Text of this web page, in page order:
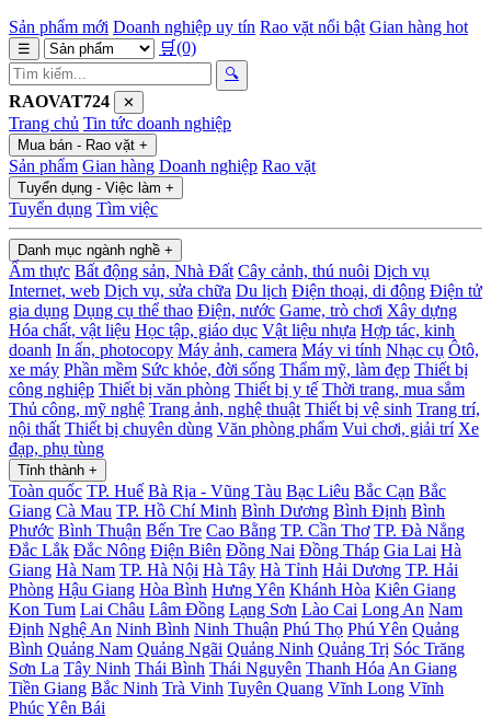
Sản phẩm mới Doanh nghiệp uy tín Rao vặt nổi bật Gian hàng hot
☰ 🛒(0)
🔍
RAOVAT724 ✕
Trang chủ Tin tức doanh nghiệp
Mua bán - Rao vặt +
Sản phẩm Gian hàng Doanh nghiệp Rao vặt
Tuyển dụng - Việc làm +
Tuyển dụng Tìm việc
Danh mục ngành nghề +
Ẩm thực Bất động sản, Nhà Đất Cây cảnh, thú nuôi Dịch vụ
Internet, web Dịch vụ, sửa chữa Du lịch Điện thoại, di động Điện tử
gia dụng Dụng cụ thể thao Điện, nước Game, trò chơi Xây dựng
Hóa chất, vật liệu Học tập, giáo dục Vật liệu nhựa Hợp tác, kinh
doanh In ấn, photocopy Máy ảnh, camera Máy vi tính Nhạc cụ Ôtô,
xe máy Phần mềm Sức khỏe, đời sống Thẩm mỹ, làm đẹp Thiết bị
công nghiệp Thiết bị văn phòng Thiết bị y tế Thời trang, mua sắm
Thủ công, mỹ nghệ Trang ảnh, nghệ thuật Thiết bị vệ sinh Trang trí,
nội thất Thiết bị chuyên dùng Văn phòng phẩm Vui chơi, giải trí Xe
đạp, phụ tùng
Tỉnh thành +
Toàn quốc TP. Huế Bà Rịa - Vũng Tàu Bạc Liêu Bắc Cạn Bắc
Giang Cà Mau TP. Hồ Chí Minh Bình Dương Bình Định Bình
Phước Bình Thuận Bến Tre Cao Bằng TP. Cần Thơ TP. Đà Nẳng
Đắc Lắk Đắc Nông Điện Biên Đồng Nai Đồng Tháp Gia Lai Hà
Giang Hà Nam TP. Hà Nội Hà Tây Hà Tỉnh Hải Dương TP. Hải
Phòng Hậu Giang Hòa Bình Hưng Yên Khánh Hòa Kiên Giang
Kon Tum Lai Châu Lâm Đồng Lạng Sơn Lào Cai Long An Nam
Định Nghệ An Ninh Bình Ninh Thuận Phú Thọ Phú Yên Quảng
Bình Quảng Nam Quảng Ngãi Quảng Ninh Quảng Trị Sóc Trăng
Sơn La Tây Ninh Thái Bình Thái Nguyên Thanh Hóa An Giang
Tiền Giang Bắc Ninh Trà Vinh Tuyên Quang Vĩnh Long Vĩnh
PhúcYên Bái